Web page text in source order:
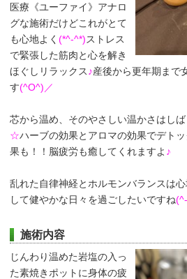
医療《ユーファイ》アナロ
グな施術だけどこれがとて
も心地よく (*^-^*)ストレス
で緊張した筋肉と心を解き
ほぐしリラックス♪産後から更年期まで
す(^O^)／
芯から温め、そのやさしい温かさはし
☆ハーブの効果とアロマの効果でデト
果も！！脳疲労も癒してくれますよ ♪
乱れた自律神経とホルモンバランスは
して健やかな日々を過ごしたいですね
施術内容
じんわり温めた岩塩の入っ
た素焼きポットに身体の疲